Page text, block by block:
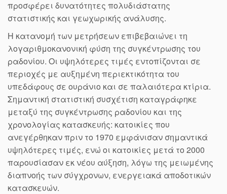
προσφέρει δυνατότητες πολυδιάστατης
στατιστικής και γεωχωρικής ανάλυσης.
Η κατανομή των μετρήσεων επιβεβαιώνει τη
λογαριθμοκανονική φύση της συγκέντρωσης του
ραδονίου. Οι υψηλότερες τιμές εντοπίζονται σε
περιοχές με αυξημένη περιεκτικότητα του
υπεδάφους σε ουράνιο και σε παλαιότερα κτίρια.
Σημαντική στατιστική συσχέτιση καταγράφηκε
μεταξύ της συγκέντρωσης ραδονίου και της
χρονολογίας κατασκευής: κατοικίες που
ανεγέρθηκαν πριν το 1970 εμφάνισαν σημαντικά
υψηλότερες τιμές, ενώ οι κατοικίες μετά το 2000
παρουσίασαν εκ νέου αύξηση, λόγω της μειωμένης
διαπνοής των σύγχρονων, ενεργειακά αποδοτικών
κατασκευών.